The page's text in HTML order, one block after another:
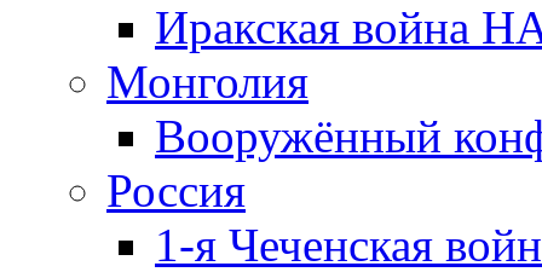
Иракская война
Монголия
Вооружённый
Россия
1-я Чеченская